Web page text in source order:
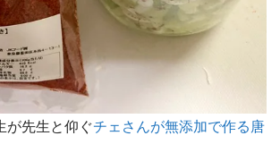
が先生と仰ぐチェさんが無添加で作る唐